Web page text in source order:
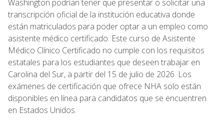
Washington podrían tener que presentar o solicitar una
transcripción oficial de la institución educativa donde
están matriculados para poder optar a un empleo como
asistente médico certificado. Este curso de Asistente
Médico Clínico Certificado no cumple con los requisitos
estatales para los estudiantes que deseen trabajar en
Carolina del Sur, a partir del 15 de julio de 2026. Los
exámenes de certificación que ofrece NHA solo están
disponibles en línea para candidatos que se encuentren
en Estados Unidos.